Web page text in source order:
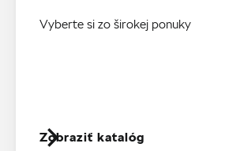
Vyberte si zo širokej ponuky
Zobraziť katalóg